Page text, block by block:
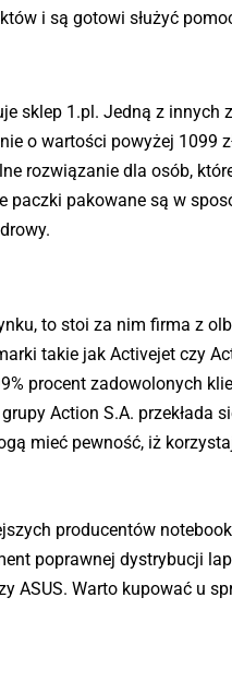
i są gotowi służyć
sklep 1.pl. Jedną z
o wartości powyżej 1099
rozwiązanie dla osób,
paczki pakowane są w
to stoi za nim firma z
takie jak Activejet czy
procent zadowolonych
Action S.A. przekłada
mieć pewność, iż
producentów
poprawnej dystrybucji
ASUS. Warto kupować u